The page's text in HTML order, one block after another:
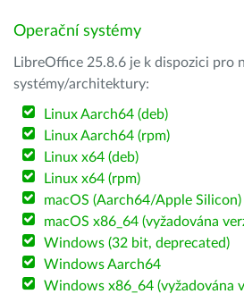
Operační systémy
LibreOffice 25.8.6 je k dispozici pro
systémy/architektury:
Linux Aarch64 (deb)
Linux Aarch64 (rpm)
Linux x64 (deb)
Linux x64 (rpm)
macOS (Aarch64/Apple Silicon)
macOS x86_64 (vyžadována
Windows (32 bit, deprecated)
Windows Aarch64
Windows x86_64 (vyžadována